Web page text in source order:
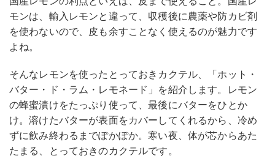
モンは、輸入レモンと違って、収穫後に農薬や防カビ剤
を使わないので、皮も余すことなく使えるのが魅力です
よね。
そんなレモンを使ったとっておきカクテル、「ホット・
バター・ド・ラム・レモネード」を紹介します。レモン
の蜂蜜漬けをたっぷり使って、最後にバターをひとか
け。溶けたバターが表面をカバーしてくれるから、冷め
ずに飲み終わるまでぽかぽか。寒い夜、体が芯からあた
たまる、とっておきのカクテルです。